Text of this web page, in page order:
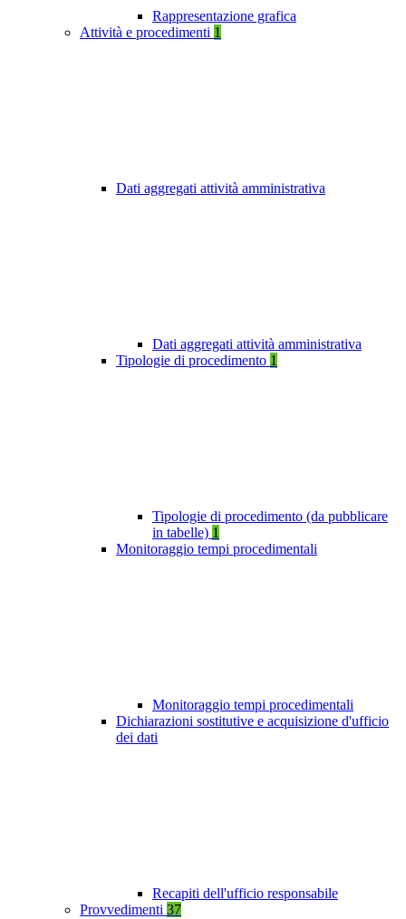
Rappresentazione grafica
Attività e procedimenti 1
Dati aggregati attività amministrativa
Dati aggregati attività amministrativa
Tipologie di procedimento 1
Tipologie di procedimento (da pubblicare
in tabelle) 1
Monitoraggio tempi procedimentali
Monitoraggio tempi procedimentali
Dichiarazioni sostitutive e acquisizione d'ufficio
dei dati
Recapiti dell'ufficio responsabile
Provvedimenti 37